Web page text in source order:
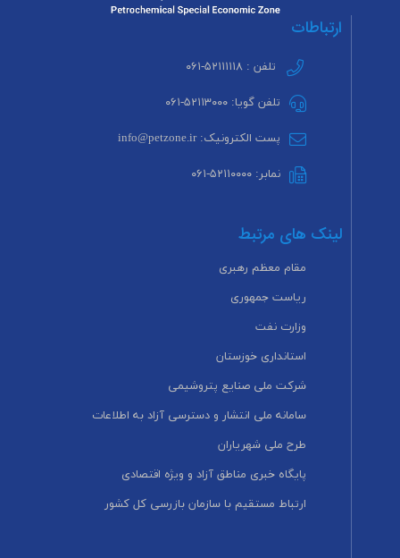
ارتباطات
تلفن : ۵۲۱۱۱۱۱۸-۰۶۱
تلفن گویا: ۵۲۱۱۳۰۰۰-۰۶۱
پست الکترونیک: info@petzone.ir
نمابر: ۵۲۱۱۰۰۰۰-۰۶۱
لینک های مرتبط
مقام معظم رهبری
ریاست جمهوری
وزارت نفت
استانداری خوزستان
شرکت ملی صنایع پتروشیمی
سامانه ملی انتشار و دسترسی آزاد به اطلاعات
طرح ملی شهریاران
پایگاه خبری مناطق آزاد و ویژه اقتصادی
ارتباط مستقیم با سازمان بازرسی کل کشور